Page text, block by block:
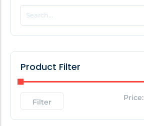
POPULAR THIS WEEK
No Posts Found!
No Posts Found!
Product Filter
Filter Price: